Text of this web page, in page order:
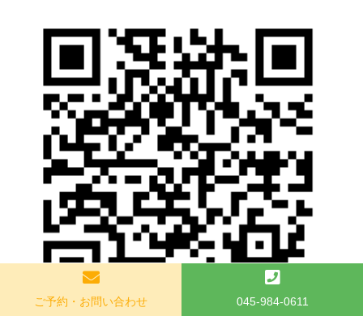
ご予約・お問い合わせ 045-984-0611